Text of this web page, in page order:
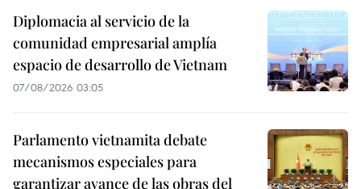
Diplomacia al servicio de la
comunidad empresarial amplía
espacio de desarrollo de Vietnam
07/08/2026 03:05
Parlamento vietnamita debate
mecanismos especiales para
garantizar avance de las obras del